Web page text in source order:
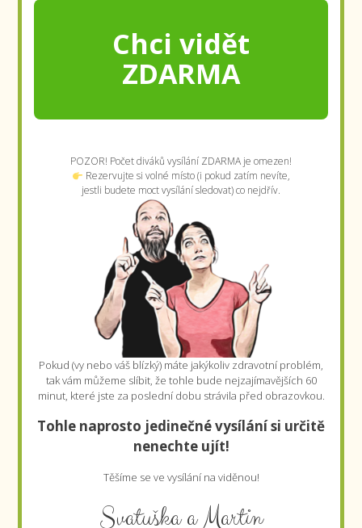
Chci vidět
ZDARMA
POZOR! Počet diváků vysílání ZDARMA je omezen!
Rezervujte si volné místo (i pokud zatím nevíte,
jestli budete moct vysílání sledovat) co nejdřív.
Pokud (vy nebo váš blízký) máte jakýkoliv zdravotní problém,
tak vám můžeme slíbit, že tohle bude nejzajímavějších 60
minut, které jste za poslední dobu strávila před obrazovkou.
Tohle naprosto jedinečné vysílání si určitě
nenechte ujít!
Těšíme se ve vysílání na viděnou!
Svatuška a Martin